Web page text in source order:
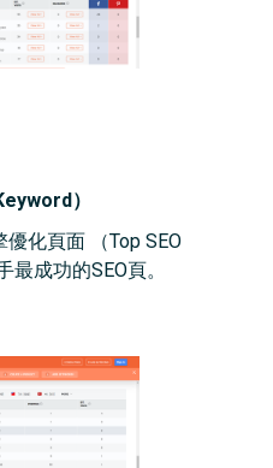
）
化頁面 （Top SEO
成功的SEO頁。